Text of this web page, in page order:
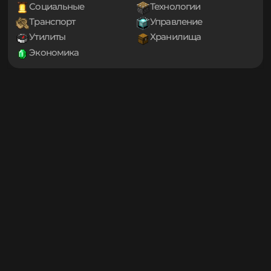
1.20
1.19.4
1.19.3
1.19.2
1.19.1
Декорации Еда
Игровые механики Магия